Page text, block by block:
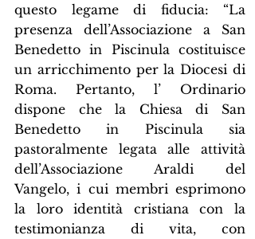
questo legame di fiducia: “La
presenza dell’Associazione a San
Benedetto in Piscinula costituisce
un arricchimento per la Diocesi di
Roma. Pertanto, l’ Ordinario
dispone che la Chiesa di San
Benedetto in Piscinula sia
pastoralmente legata alle attività
dell’Associazione Araldi del
Vangelo, i cui membri esprimono
la loro identità cristiana con la
testimonianza di vita, con